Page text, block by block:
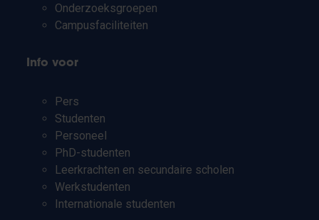
Onderzoeksgroepen
Campusfaciliteiten
Info voor
Pers
Studenten
Personeel
PhD-studenten
Leerkrachten en secundaire scholen
Werkstudenten
Internationale studenten